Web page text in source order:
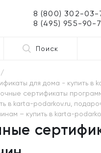
8 (800) 302-03-
8 (495) 955-90-
Поиск
для дома - купить в
сертификаты
в karta-podarkov.ru,
– купить в karta-